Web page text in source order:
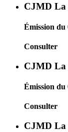
CJMD La
Émission du
Consulter
CJMD La
Émission du
Consulter
CJMD La